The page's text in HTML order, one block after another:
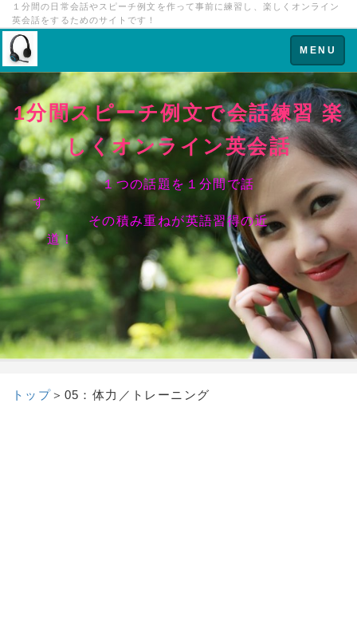
１分間の日常会話やスピーチ例文を作って事前に練習し、楽しくオンライン
英会話をするためのサイトです！
Toggle
navigation
MENU
1分間スピーチ例文で会話練習 楽
しくオンライン英会話
１つの話題を１分間で話
す
その積み重ねが英語習得の近
道！
トップ＞ 05：体力／トレーニング